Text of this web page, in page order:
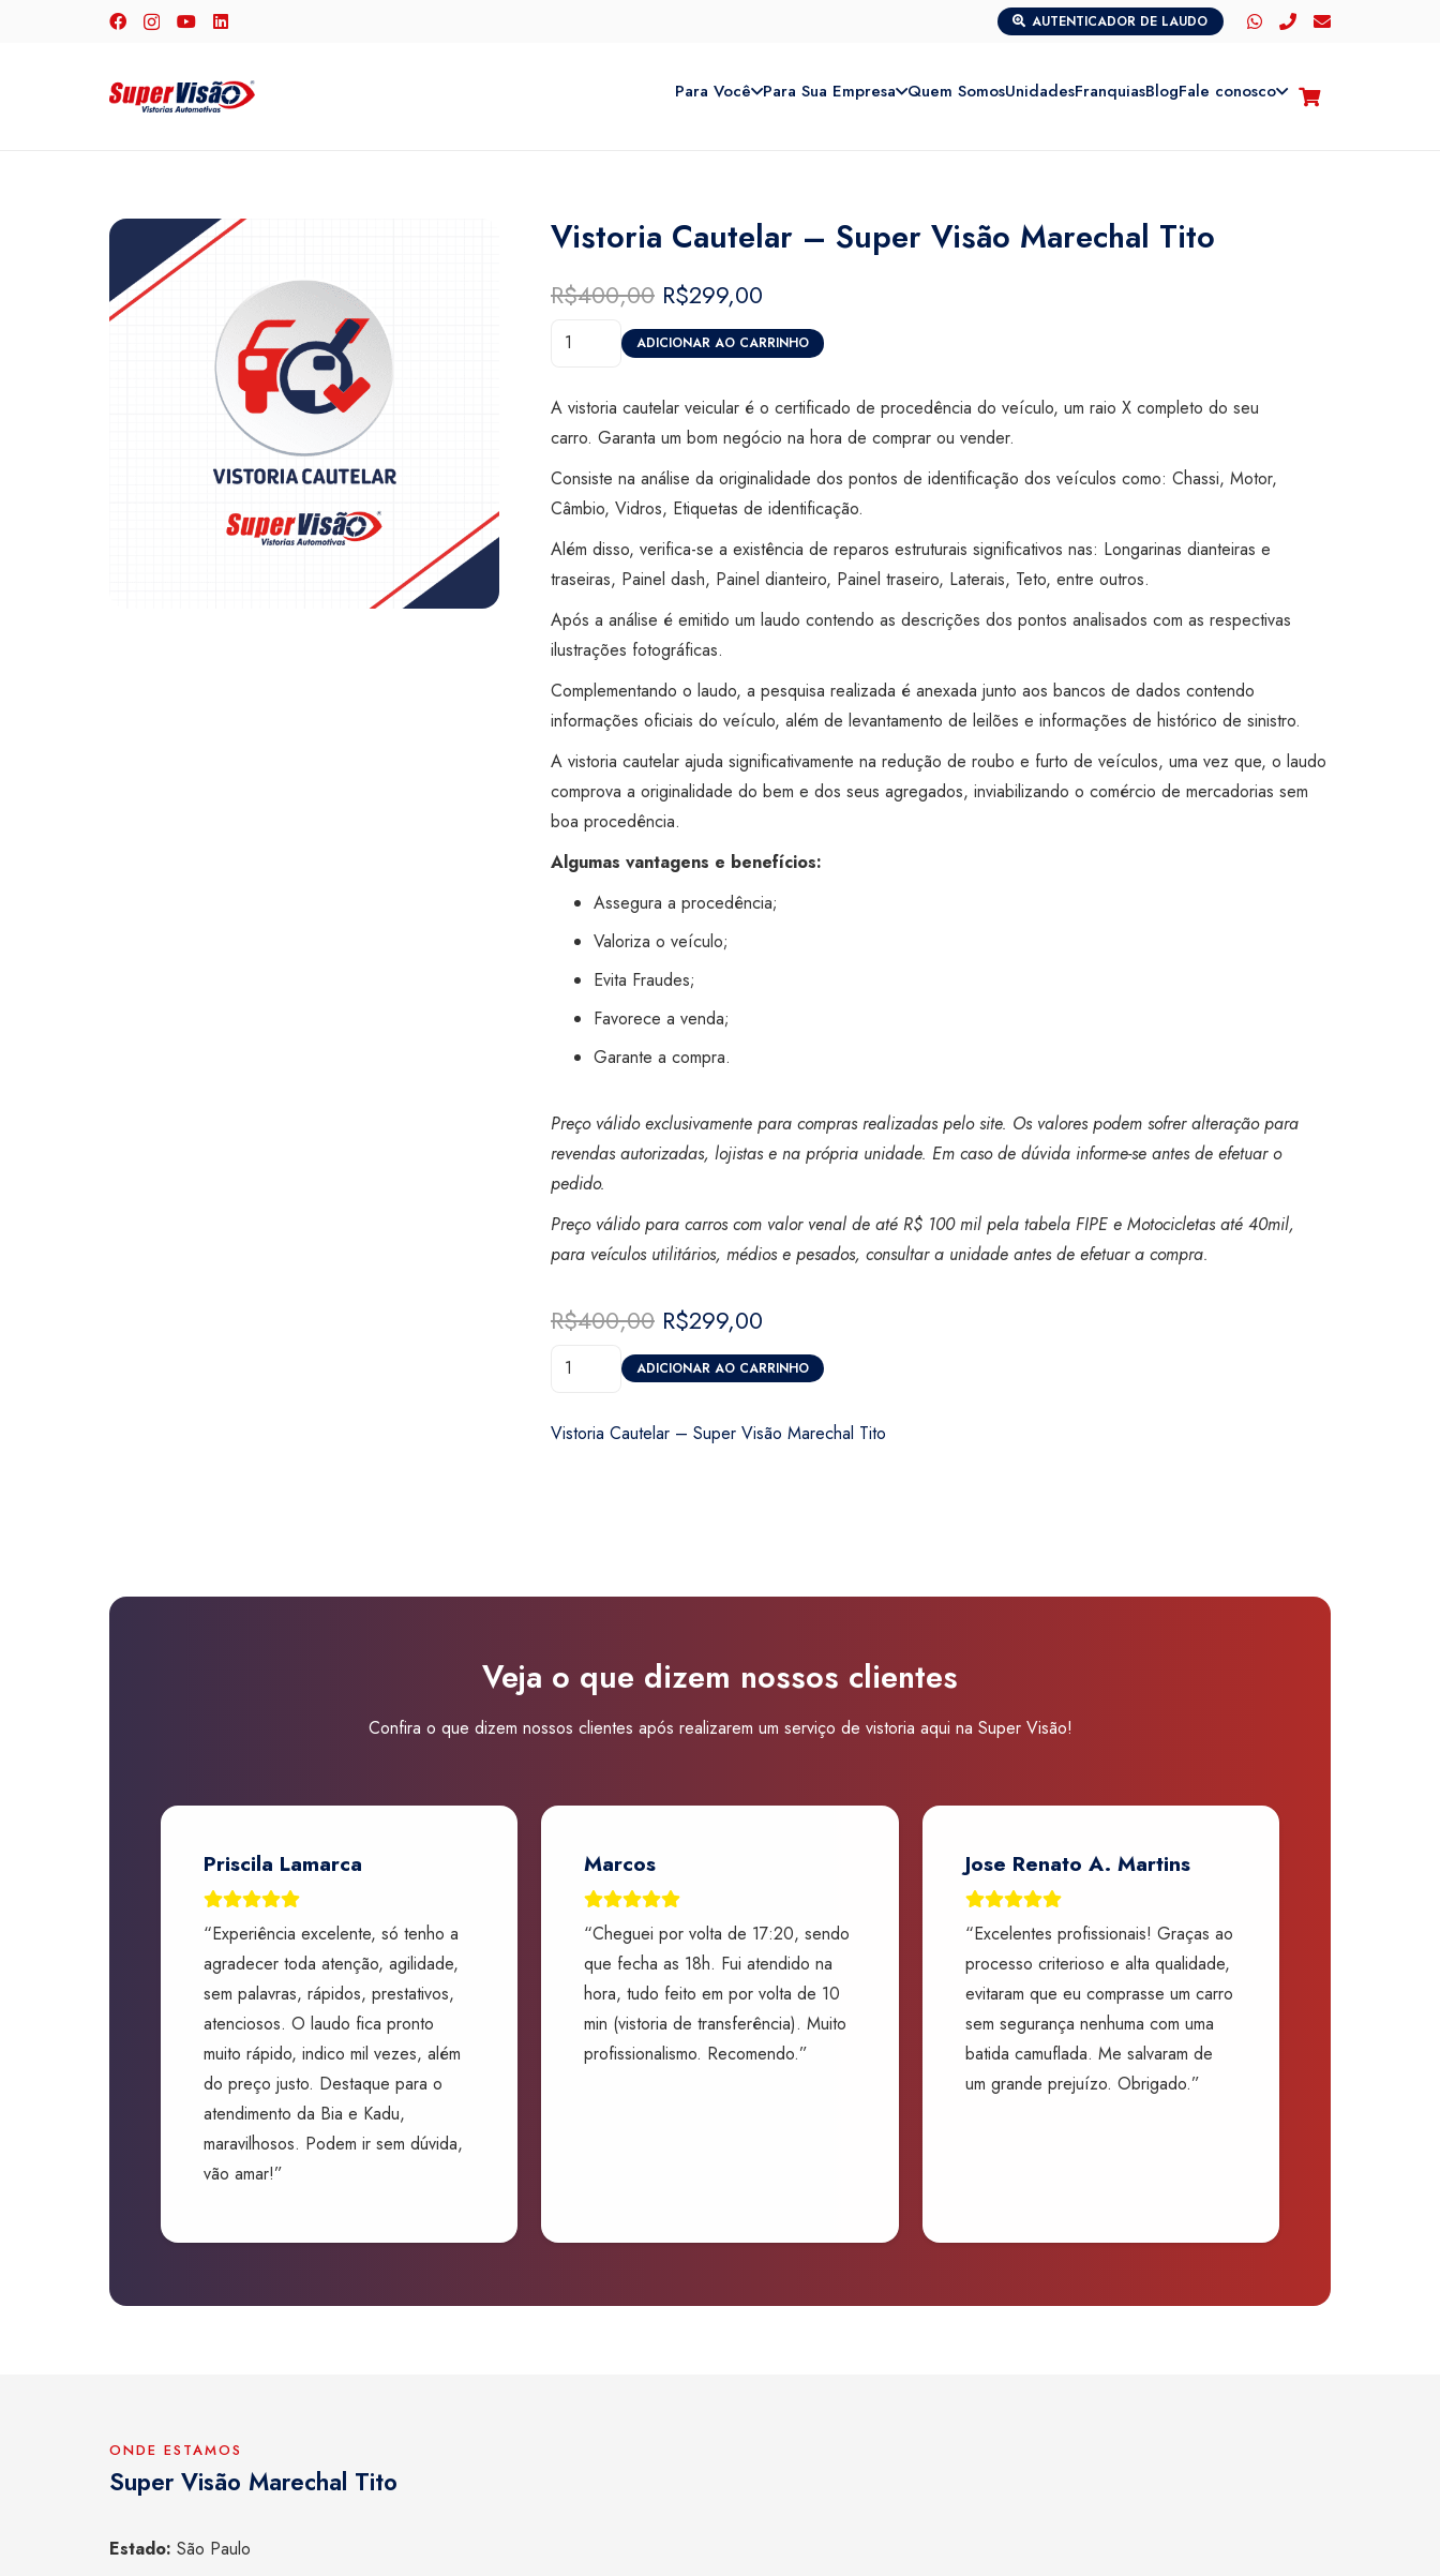
AUTENTICADOR DE LAUDO
Para Você Para Sua Empresa Quem SomosUnidadesFranquiasBlogFale conosco
Vistoria Cautelar – Super Visão Marechal Tito
R$400,00 O
preço
original
R$400,00.
R$299,00
preço
atual
R$299,00.
Vistoria
Marechal
Tito
quantidade
ADICIONAR AO CARRINHO
A vistoria cautelar veicular é o certificado de procedência do veículo, um raio X completo do seu
carro. Garanta um bom negócio na hora de comprar ou vender.
Consiste na análise da originalidade dos pontos de identificação dos veículos como: Chassi, Motor,
Câmbio, Vidros, Etiquetas de identificação.
Além disso, verifica-se a existência de reparos estruturais significativos nas: Longarinas dianteiras e
traseiras, Painel dash, Painel dianteiro, Painel traseiro, Laterais, Teto, entre outros.
Após a análise é emitido um laudo contendo as descrições dos pontos analisados com as respectivas
ilustrações fotográficas.
Complementando o laudo, a pesquisa realizada é anexada junto aos bancos de dados contendo
informações oficiais do veículo, além de levantamento de leilões e informações de histórico de sinistro.
A vistoria cautelar ajuda significativamente na redução de roubo e furto de veículos, uma vez que, o laudo
comprova a originalidade do bem e dos seus agregados, inviabilizando o comércio de mercadorias sem
boa procedência.
Algumas vantagens e benefícios:
Assegura a procedência;
Valoriza o veículo;
Evita Fraudes;
Favorece a venda;
Garante a compra.
Preço válido exclusivamente para compras realizadas pelo site. Os valores podem sofrer alteração para
revendas autorizadas, lojistas e na própria unidade. Em caso de dúvida informe-se antes de efetuar o
pedido.
Preço válido para carros com valor venal de até R$ 100 mil pela tabela FIPE e Motocicletas até 40mil,
para veículos utilitários, médios e pesados, consultar a unidade antes de efetuar a compra.
R$400,00 O
preço
original
R$400,00.
R$299,00
preço
atual
R$299,00.
Vistoria
ADICIONAR AO CARRINHO
Vistoria Cautelar – Super Visão Marechal Tito
Veja o que dizem nossos clientes
Confira o que dizem nossos clientes após realizarem um serviço de vistoria aqui na Super Visão!
Priscila Lamarca
“Experiência excelente, só tenho a
agradecer toda atenção, agilidade,
sem palavras, rápidos, prestativos,
atenciosos. O laudo fica pronto
muito rápido, indico mil vezes, além
do preço justo. Destaque para o
atendimento da Bia e Kadu,
maravilhosos. Podem ir sem dúvida,
vão amar!”
Marcos
“Cheguei por volta de 17:20, sendo
que fecha as 18h. Fui atendido na
hora, tudo feito em por volta de 10
min (vistoria de transferência). Muito
profissionalismo. Recomendo.”
Jose Renato A. Martins
“Excelentes profissionais! Graças ao
processo criterioso e alta qualidade,
evitaram que eu comprasse um carro
sem segurança nenhuma com uma
batida camuflada. Me salvaram de
um grande prejuízo. Obrigado.”
ONDE ESTAMOS
Super Visão Marechal Tito
Estado: São Paulo